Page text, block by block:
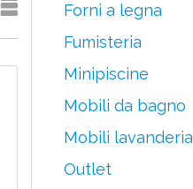
Forni a legna
Fumisteria
Minipiscine
Mobili da bagno
Mobili lavanderia
Outlet